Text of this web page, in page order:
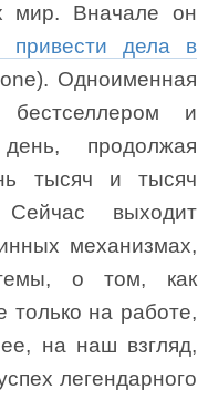
мир. Вначале он
привести дела в
Одноименная
бестселлером и
продолжая
тысяч и тысяч
Сейчас выходит
механизмах,
о том, как
только на работе,
на наш взгляд,
легендарного